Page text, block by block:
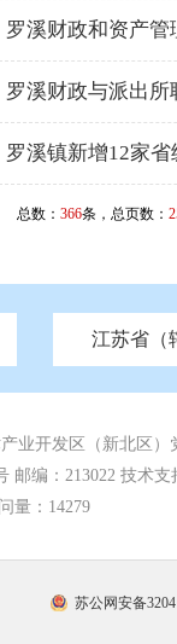
罗溪财政和资产
罗溪财政与派出所
罗溪镇新增12家
总数： 366条，总页数：
河北 山西
江苏省（
苏州市政府 无锡
市科技局 市
市外事办 市生态
业开发区（新北区）
邮编：213022 技术支
量： 14279
苏公网安备